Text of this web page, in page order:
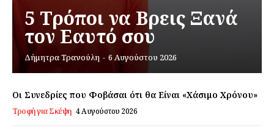
Εγγραφείτε τώρα!
5 Τρόποι να Βρεις Ξανά
τον Εαυτό σου
Δήμητρα Τρανούλη - 6 Αυγούστου 2026
Οι Συνεδρίες που Φοβάσαι ότι θα Είναι «Χάσιμο Χρόνου»
Τροφή για Σκέψη 4 Αυγούστου 2026